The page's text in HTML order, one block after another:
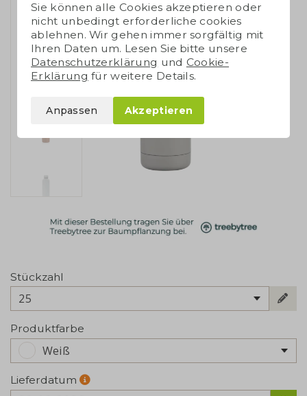
Stückzahl
25
Produktfarbe
Weiß
Lieferdatum
Sie können alle Cookies akzeptieren oder
nicht unbedingt erforderliche cookies
ablehnen. Wir gehen immer sorgfältig mit
Ihren Daten um. Lesen Sie bitte unsere
Datenschutzerklärung und Cookie-
Erklärung für weitere Details.
Anpassen Akzeptieren